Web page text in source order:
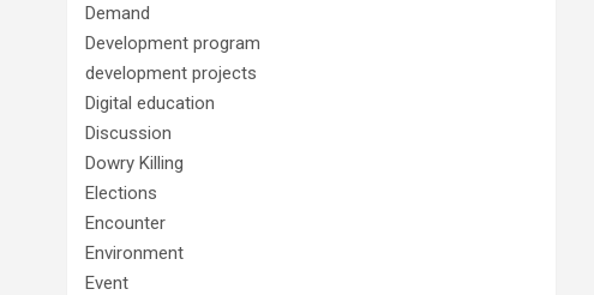
Demand
Development program
development projects
Digital education
Discussion
Dowry Killing
Elections
Encounter
Environment
Event